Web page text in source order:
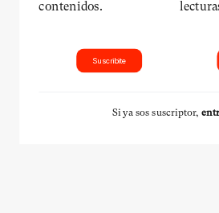
contenidos.
Suscribite
Si ya sos suscriptor,